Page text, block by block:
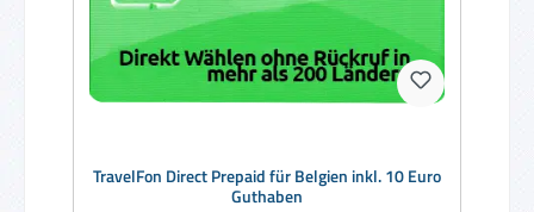
TravelFon Direct Prepaid für Belgien inkl. 10 Euro
Guthaben